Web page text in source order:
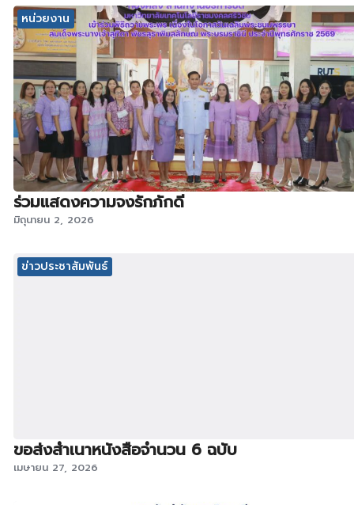
หน่วยงาน
ร่วมแสดงความจงรักภักดี
มิถุนายน 2, 2026
ข่าวประชาสัมพันธ์
ขอส่งสำเนาหนังสือจำนวน 6 ฉบับ
เมษายน 27, 2026